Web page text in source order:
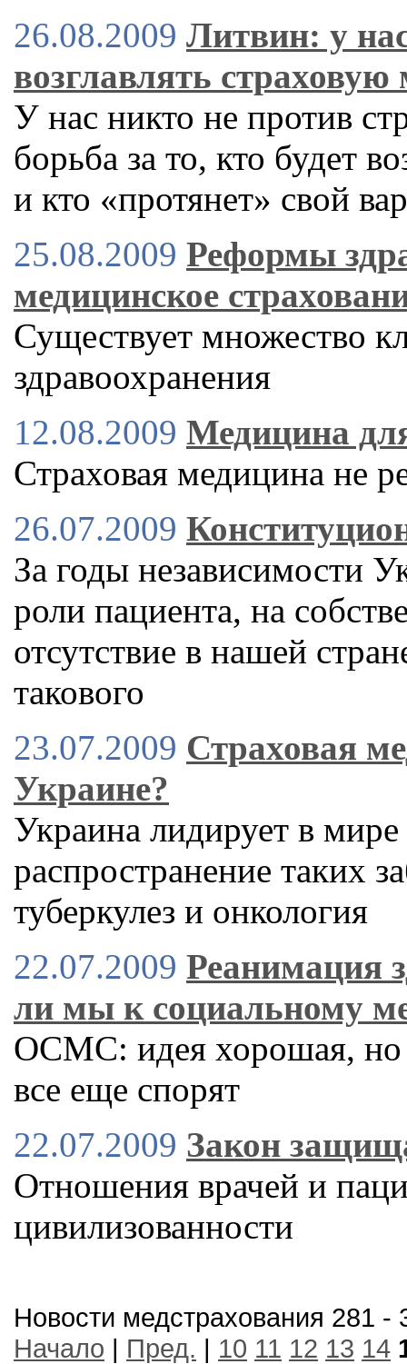
26.08.2009 Литвин: у
возглавлять страховую
У нас никто не против
борьба за то, кто будет
и кто «протянет» свой
25.08.2009 Реформы
медицинское
Существует множество
здравоохранения
12.08.2009 Медицина
Страховая медицина не
26.07.2009
За годы независимости
роли пациента, на
отсутствие в нашей
такового
23.07.2009 Страховая
Украине?
Украина лидирует в
распространение таких
туберкулез и онкология
22.07.2009 Реанимация
ли мы к социальному
ОСМС: идея хорошая, но
все еще спорят
22.07.2009 Закон
Отношения врачей и
цивилизованности
Новости медстрахования 281 -
Начало | Пред. | 10 11 12 13 14